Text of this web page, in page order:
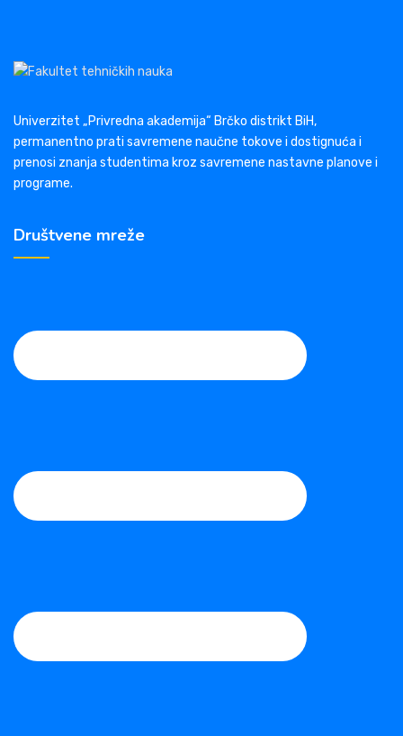
Univerzitet „Privredna akademija“ Brčko distrikt BiH,
permanentno prati savremene naučne tokove i dostignuća i
prenosi znanja studentima kroz savremene nastavne planove i
programe.
Društvene mreže